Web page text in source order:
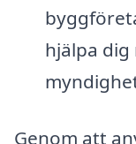
hjälpa
Genom att